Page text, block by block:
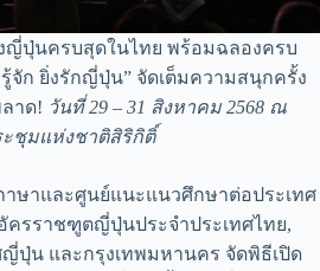
ญี่ปุ่นครบสุดในไทย พร้อมฉลองครบ
จัก ยิ่งรักญี่ปุ่น” จัดเต็มความสนุกครั้ง
าด! วันที่ 29 – 31 สิงหาคม 2568 ณ
ะชุมแห่งชาติสิริกิติ์
ษาและศูนย์แนะแนวศึกษาต่อประเทศ
ครราชฑูตญี่ปุ่นประจำประเทศไทย,
ปุ่น และกรุงเทพมหานคร จัดพิธีเปิด